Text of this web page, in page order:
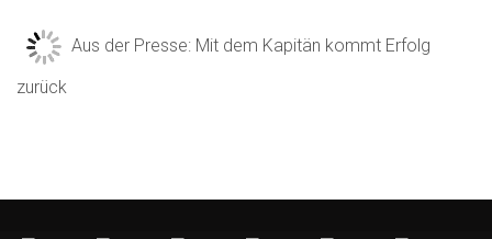
Aus der Presse: Mit dem Kapitän kommt Erfolg
zurück